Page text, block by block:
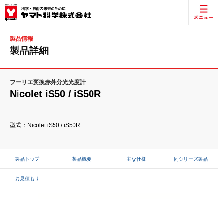
製品情報
製品詳細
フーリエ変換赤外分光光度計
Nicolet iS50 / iS50R
型式：Nicolet iS50 / iS50R
製品トップ 製品概要 主な仕様 同シリーズ製品
お見積もり